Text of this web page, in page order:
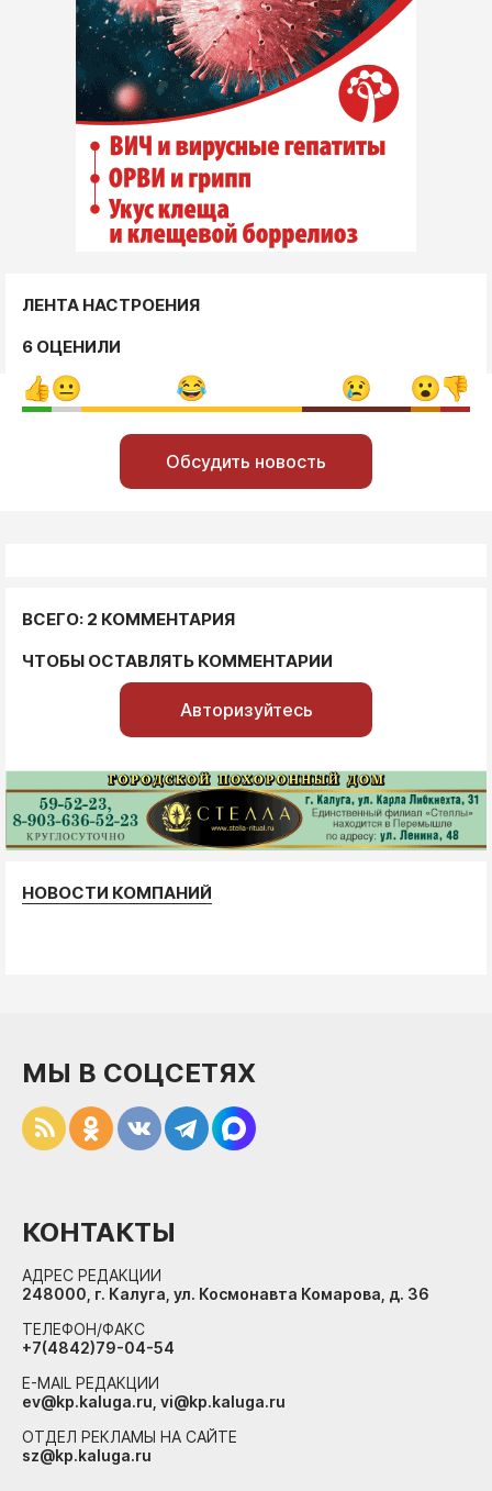
ЛЕНТА НАСТРОЕНИЯ
6 ОЦЕНИЛИ
Обсудить новость
ВСЕГО: 2 КОММЕНТАРИЯ
ЧТОБЫ ОСТАВЛЯТЬ КОММЕНТАРИИ
Авторизуйтесь
НОВОСТИ КОМПАНИЙ
МЫ В СОЦСЕТЯХ
КОНТАКТЫ
АДРЕС РЕДАКЦИИ
248000, г. Калуга, ул. Космонавта Комарова, д. 36
ТЕЛЕФОН/ФАКС
+7(4842)79-04-54
E-MAIL РЕДАКЦИИ
ev@kp.kaluga.ru, vi@kp.kaluga.ru
ОТДЕЛ РЕКЛАМЫ НА САЙТЕ
sz@kp.kaluga.ru